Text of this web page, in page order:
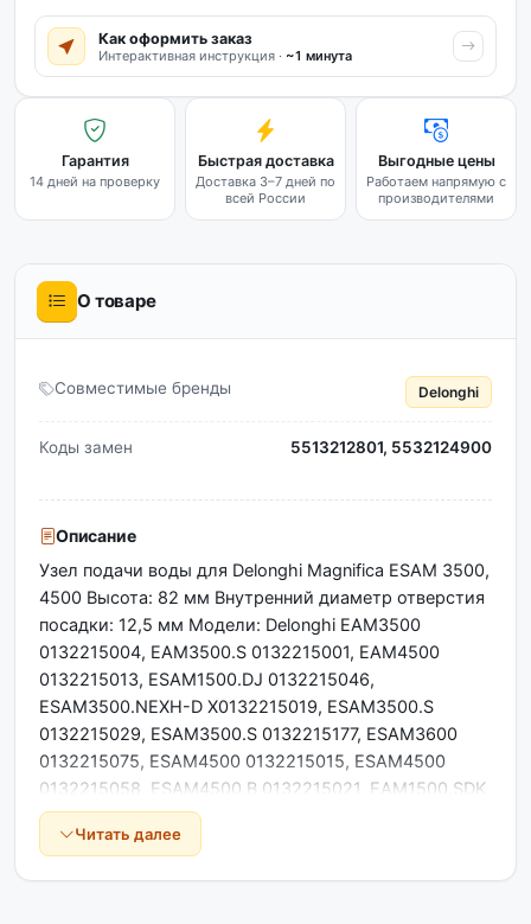
Как оформить заказ
Интерактивная инструкция · ~1 минута
Гарантия
14 дней на проверку
Быстрая доставка
Доставка 3–7 дней по
всей России
Выгодные цены
Работаем напрямую с
производителями
О товаре
Совместимые бренды Delonghi
Коды замен 5513212801, 5532124900
Описание
Узел подачи воды для Delonghi Magnifica ESAM 3500,
4500 Высота: 82 мм Внутренний диаметр отверстия
посадки: 12,5 мм Модели: Delonghi EAM3500
0132215004, EAM3500.S 0132215001, EAM4500
0132215013, ESAM1500.DJ 0132215046,
ESAM3500.NEXH-D X0132215019, ESAM3500.S
0132215029, ESAM3500.S 0132215177, ESAM3600
0132215075, ESAM4500 0132215015, ESAM4500
0132215058, ESAM4500.B 0132215021, EAM1500.SDK
0132215020, EAM3500.S 0132215000, EAM4500
0132215010, ECA14500 0132215008, ESAM3500.N
Читать далее